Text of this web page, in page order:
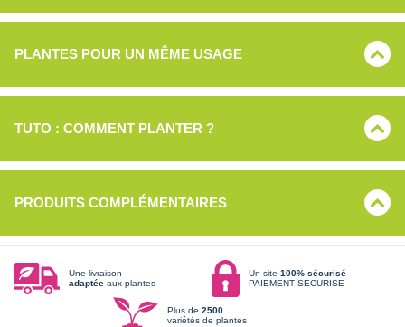
PLANTES POUR UN MÊME USAGE
TUTO : COMMENT PLANTER ?
PRODUITS COMPLÉMENTAIRES
Une livraison
adaptée aux plantes
Un site 100% sécurisé
PAIEMENT SECURISE
Plus de 2500
variétés de plantes